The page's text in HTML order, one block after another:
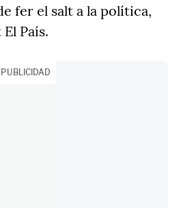
fer el salt a la política,
País.
PUBLICIDAD